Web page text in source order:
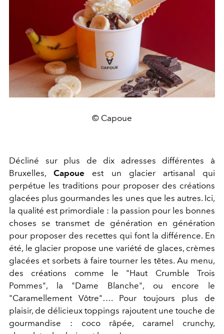
© Capoue
Décliné sur plus de dix adresses différentes à
Bruxelles,Capoue est un glacier artisanal qui
perpétue les traditions pour proposer des créations
glacées plus gourmandes les unes que les autres. Ici,
la qualité est primordiale : la passion pour les bonnes
choses se transmet de génération en génération
pour proposer des recettes qui font la différence. En
été, le glacier propose une variété de glaces, crèmes
glacées et sorbets à faire tourner les têtes. Au menu,
des créations comme le "Haut Crumble Trois
Pommes", la "Dame Blanche", ou encore le
"Caramellement Vôtre"…. Pour toujours plus de
plaisir, de délicieux toppings rajoutent une touche de
gourmandise : coco râpée, caramel crunchy,